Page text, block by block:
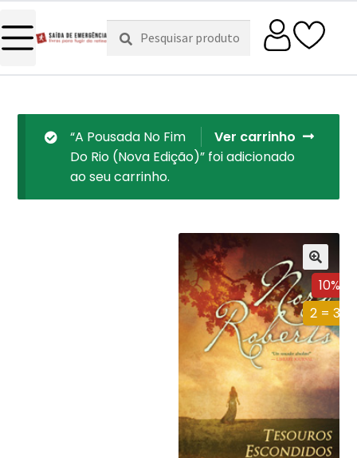
Pesquisar
por:
Pesquisa
Ver carrinho
“A Pousada No Fim
Do Rio (Nova Edição)” foi adicionado
ao seu carrinho.
10%
2 = 3